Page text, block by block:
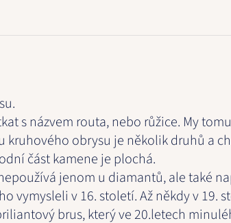
s názvem routa, nebo růžice. My
kruhového obrysu je několik druhů a
část kamene je plochá.
jenom u diamantů, ale také
vymysleli v 16. století. Až někdy v 19.
brus, který ve 20.letech